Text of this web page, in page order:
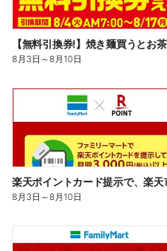
8月3日 ～8月10日
8月3日 ～8月10日